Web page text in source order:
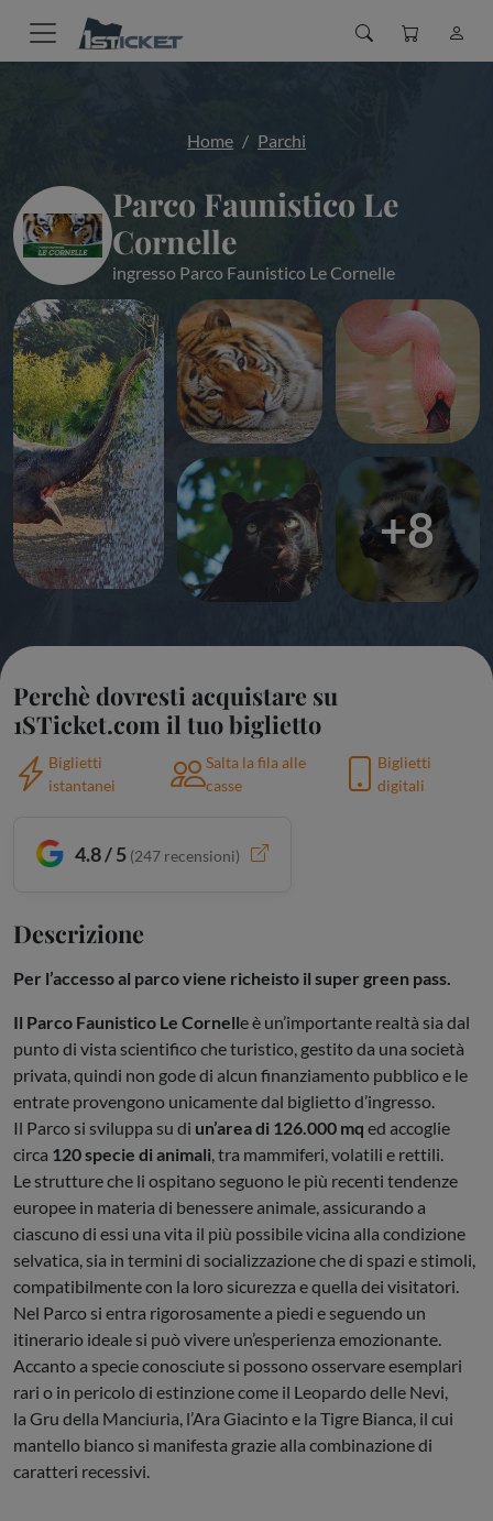
Home Parchi
Parco Faunistico Le
Cornelle
ingresso Parco Faunistico Le Cornelle
+8
Perchè dovresti acquistare su
1STicket.com il tuo biglietto
Biglietti
istantanei
Salta la fila alle
casse
Biglietti
digitali
4.8 / 5 (247 recensioni)
Descrizione
Per l’accesso al parco viene richeisto il super green pass.
Il Parco Faunistico Le Cornelle è un’importante realtà sia dal
punto di vista scientifico che turistico, gestito da una società
privata, quindi non gode di alcun finanziamento pubblico e le
entrate provengono unicamente dal biglietto d’ingresso.
Il Parco si sviluppa su di un’area di 126.000 mq ed accoglie
circa 120 specie di animali , tra mammiferi, volatili e rettili.
Le strutture che li ospitano seguono le più recenti tendenze
europee in materia di benessere animale, assicurando a
ciascuno di essi una vita il più possibile vicina alla condizione
selvatica, sia in termini di socializzazione che di spazi e stimoli,
compatibilmente con la loro sicurezza e quella dei visitatori.
Nel Parco si entra rigorosamente a piedi e seguendo un
itinerario ideale si può vivere un’esperienza emozionante.
Accanto a specie conosciute si possono osservare esemplari
rari o in pericolo di estinzione come il Leopardo delle Nevi,
la Gru della Manciuria, l’Ara Giacinto e la Tigre Bianca, il cui
mantello bianco si manifesta grazie alla combinazione di
caratteri recessivi.